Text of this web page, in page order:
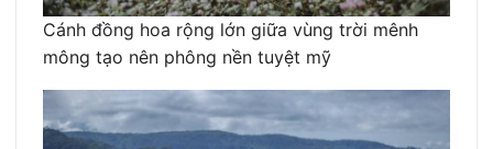
Cánh đồng hoa rộng lớn giữa vùng trời mênh
mông tạo nên phông nền tuyệt mỹ